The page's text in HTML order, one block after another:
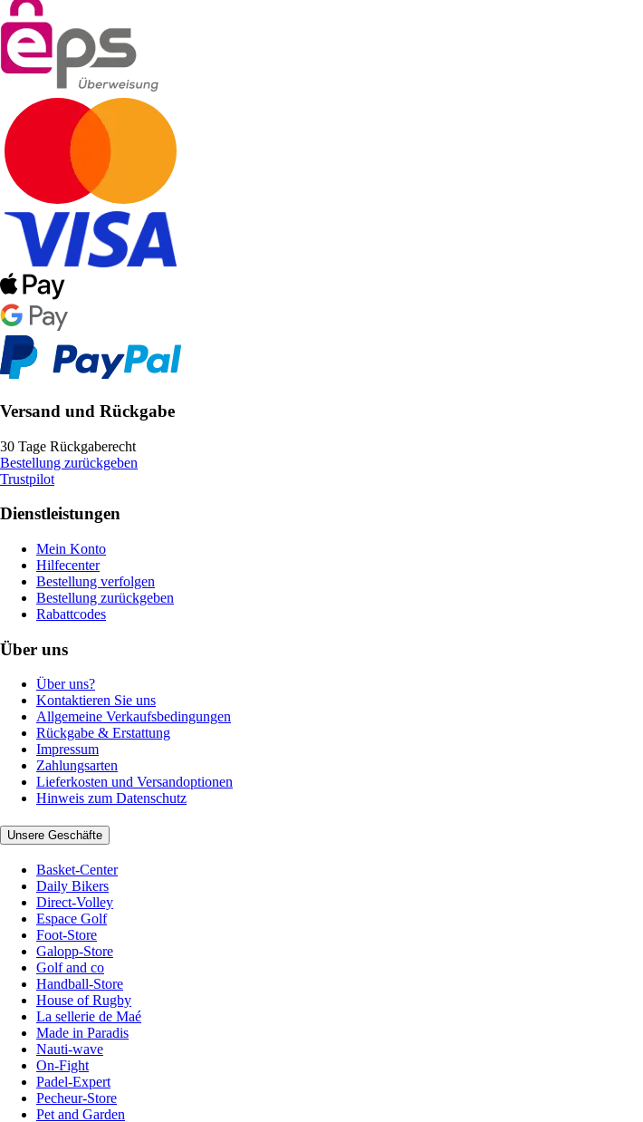
Versand und Rückgabe
30 Tage Rückgaberecht
Bestellung zurückgeben
Trustpilot
Dienstleistungen
Mein Konto
Hilfecenter
Bestellung verfolgen
Bestellung zurückgeben
Rabattcodes
Über uns
Über uns?
Kontaktieren Sie uns
Allgemeine Verkaufsbedingungen
Rückgabe & Erstattung
Impressum
Zahlungsarten
Lieferkosten und Versandoptionen
Hinweis zum Datenschutz
Unsere Geschäfte
Basket-Center
Daily Bikers
Direct-Volley
Espace Golf
Foot-Store
Galopp-Store
Golf and co
Handball-Store
House of Rugby
La sellerie de Maé
Made in Paradis
Nauti-wave
On-Fight
Padel-Expert
Pecheur-Store
Pet and Garden